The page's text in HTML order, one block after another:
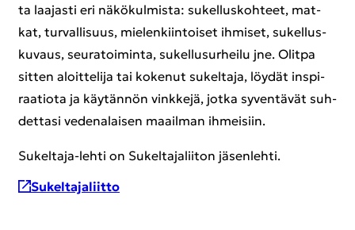
ta laa­jas­ti eri nä­kö­kul­mis­ta: su­kel­lus­koh­teet, mat­
kat, tur­val­li­suus, mie­len­kiin­toi­set ih­mi­set, su­kel­lus­
ku­vaus, seu­ra­toi­min­ta, su­kel­lusur­hei­lu jne. Olit­pa
sit­ten aloit­te­li­ja tai ko­ke­nut su­kel­ta­ja, löy­dät ins­pi­
raa­tio­ta ja käy­tän­nön vink­ke­jä, jotka sy­ven­tä­vät suh­
det­ta­si ve­de­na­lai­sen maa­il­man ih­mei­siin.
Sukeltaja-​lehti on Su­kel­ta­ja­lii­ton jä­sen­leh­ti.
Su­kel­ta­ja­liit­to